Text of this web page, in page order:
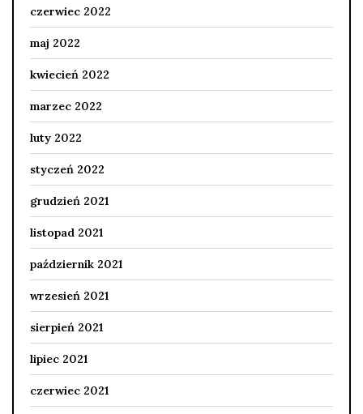
czerwiec 2022
maj 2022
kwiecień 2022
marzec 2022
luty 2022
styczeń 2022
grudzień 2021
listopad 2021
październik 2021
wrzesień 2021
sierpień 2021
lipiec 2021
czerwiec 2021